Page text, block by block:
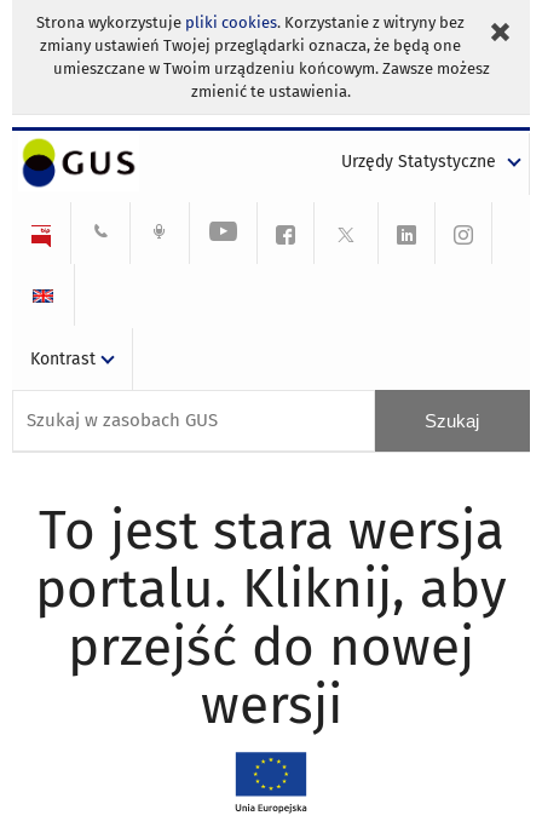
Strona wykorzystuje pliki cookies. Korzystanie z witryny bez
zmiany ustawień Twojej przeglądarki oznacza, że będą one
umieszczane w Twoim urządzeniu końcowym. Zawsze możesz
zmienić te ustawienia.
Urzędy Statystyczne
Kontrast
To jest stara wersja
portalu. Kliknij, aby
przejść do nowej
wersji